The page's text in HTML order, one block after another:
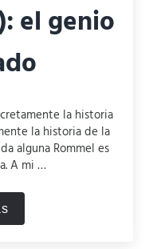
el genio
la historia
la historia de la
alguna Rommel es
A mi …
(2012): el genio